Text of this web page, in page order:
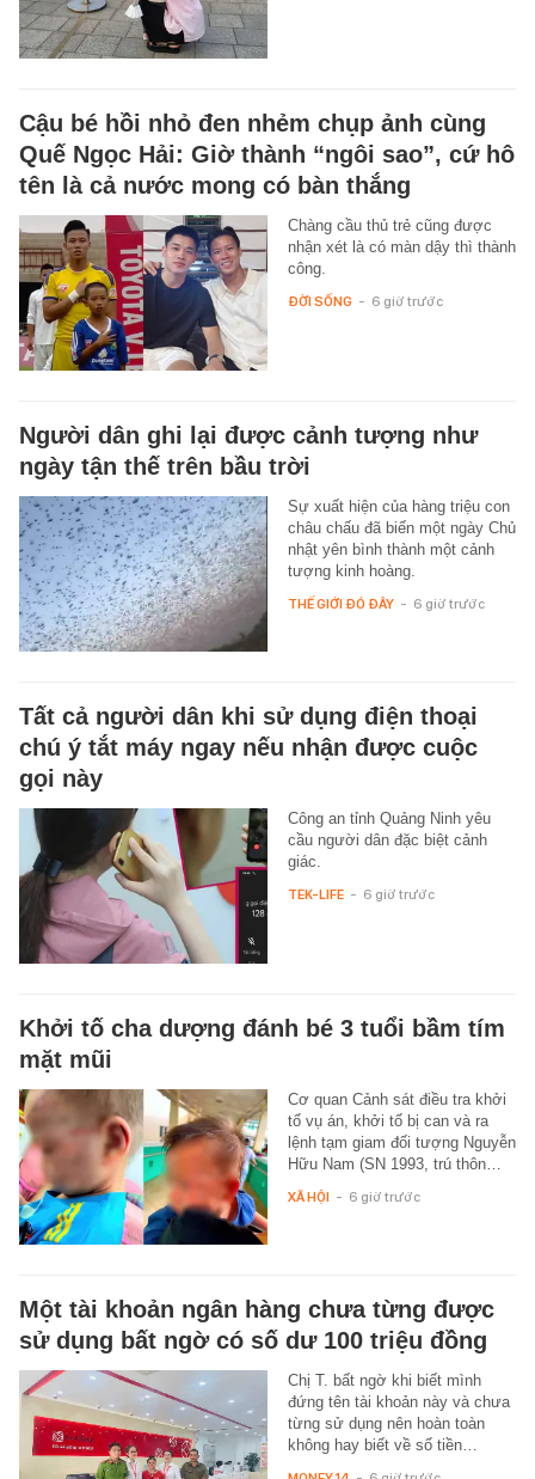
Cậu bé hồi nhỏ đen nhẻm chụp ảnh cùng
Quế Ngọc Hải: Giờ thành “ngôi sao”, cứ hô
tên là cả nước mong có bàn thắng
Chàng cầu thủ trẻ cũng được
nhận xét là có màn dậy thì thành
công.
ĐỜI SỐNG - 6 giờ trước
Người dân ghi lại được cảnh tượng như
ngày tận thế trên bầu trời
Sự xuất hiện của hàng triệu con
châu chấu đã biến một ngày Chủ
nhật yên bình thành một cảnh
tượng kinh hoàng.
THẾ GIỚI ĐÓ ĐÂY - 6 giờ trước
Tất cả người dân khi sử dụng điện thoại
chú ý tắt máy ngay nếu nhận được cuộc
gọi này
Công an tỉnh Quảng Ninh yêu
cầu người dân đặc biệt cảnh
giác.
TEK-LIFE - 6 giờ trước
Khởi tố cha dượng đánh bé 3 tuổi bầm tím
mặt mũi
Cơ quan Cảnh sát điều tra khởi
tố vụ án, khởi tố bị can và ra
lệnh tạm giam đối tượng Nguyễn
Hữu Nam (SN 1993, trú thôn…
XÃ HỘI - 6 giờ trước
Một tài khoản ngân hàng chưa từng được
sử dụng bất ngờ có số dư 100 triệu đồng
Chị T. bất ngờ khi biết mình
đứng tên tài khoản này và chưa
từng sử dụng nên hoàn toàn
không hay biết về số tiền…